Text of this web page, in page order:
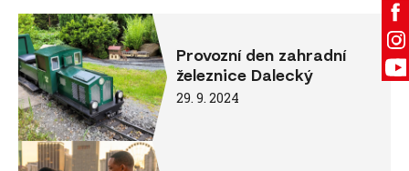
Provozní den zahradní
železnice Dalecký
29. 9. 2024